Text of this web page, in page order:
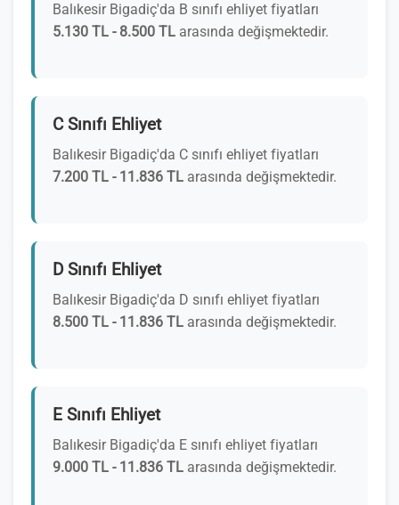
Balıkesir Bigadiç'da B sınıfı ehliyet fiyatları
5.130 TL - 8.500 TL arasında değişmektedir.
C Sınıfı Ehliyet
Balıkesir Bigadiç'da C sınıfı ehliyet fiyatları
7.200 TL - 11.836 TL arasında değişmektedir.
D Sınıfı Ehliyet
Balıkesir Bigadiç'da D sınıfı ehliyet fiyatları
8.500 TL - 11.836 TL arasında değişmektedir.
E Sınıfı Ehliyet
Balıkesir Bigadiç'da E sınıfı ehliyet fiyatları
9.000 TL - 11.836 TL arasında değişmektedir.